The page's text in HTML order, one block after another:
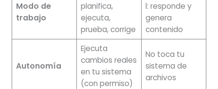
Modo de
trabajo
planifica,
ejecuta,
prueba, corrige
l: responde y
genera
contenido
Autonomía
Ejecuta
cambios reales
en tu sistema
(con permiso)
No toca tu
sistema de
archivos